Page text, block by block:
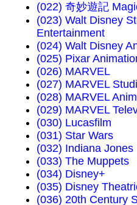
(022) 奇妙遊記
(023) Walt Disney
Entertainment
(024) Walt Disney
(025) Pixar
(026) MARVEL
(027) MARVEL
(028) MARVEL
(029) MARVEL
(030) Lucasfilm
(031) Star Wars
(032) Indiana Jones
(033) The Muppets
(034) Disney+
(035) Disney
(036) 20th Century